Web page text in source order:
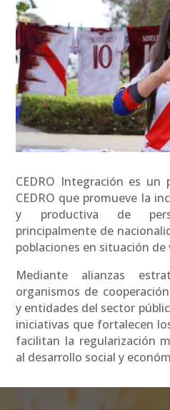
CEDRO Integración es un
CEDRO que promueve la
y productiva de
principalmente de
poblaciones en situación
Mediante alianzas
organismos de
y entidades del sector
iniciativas que fortalecen
facilitan la regularización
al desarrollo social y